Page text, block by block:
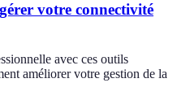
votre connectivité
avec ces outils
améliorer votre gestion de la